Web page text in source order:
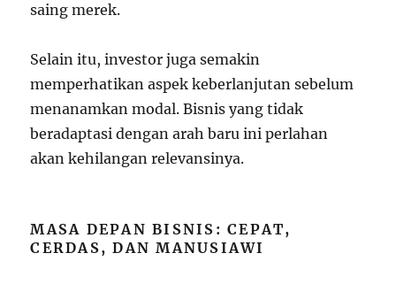
saing merek.
Selain itu, investor juga semakin
memperhatikan aspek keberlanjutan sebelum
menanamkan modal. Bisnis yang tidak
beradaptasi dengan arah baru ini perlahan
akan kehilangan relevansinya.
MASA DEPAN BISNIS: CEPAT,
CERDAS, DAN MANUSIAWI